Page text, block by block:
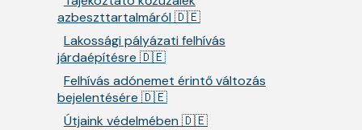
azbeszttartalmáról 🇩🇪
Lakossági pályázati felhívás
járdaépítésre 🇩🇪
Felhívás adónemet érintő változás
bejelentésére 🇩🇪
Útjaink védelmében 🇩🇪